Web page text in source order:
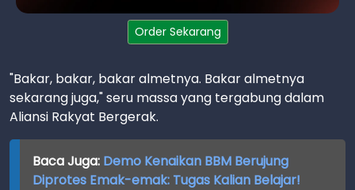
Order Sekarang
"Bakar, bakar, bakar almetnya. Bakar almetnya
sekarang juga," seru massa yang tergabung dalam
Aliansi Rakyat Bergerak.
Baca Juga: Demo Kenaikan BBM Berujung
Diprotes Emak-emak: Tugas Kalian Belajar!